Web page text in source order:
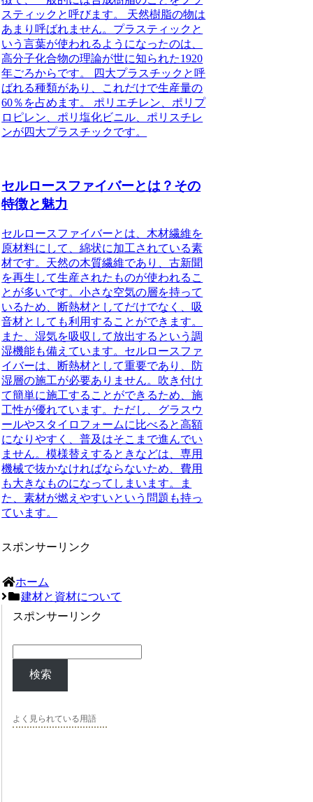
スティックと呼びます。 天然樹脂の物は
あまり呼ばれません。プラスティックと
いう言葉が使われるようになったのは、
高分子化合物の理論が世に知られた1920
年ごろからです。
四大プラスチックと呼
ばれる種類があり、これだけで生産量の
60％を占めます。
ポリエチレン、ポリプ
ロピレン、ポリ塩化ビニル、ポリスチレ
ンが四大プラスチックです。
セルロースファイバーとは？その
特徴と魅力
セルロースファイバーとは、木材繊維を
原材料にして、綿状に加工されている素
材です。天然の木質繊維であり、古新聞
を再生して生産されたものが使われるこ
とが多いです。小さな空気の層を持って
いるため、断熱材としてだけでなく、吸
音材としても利用することができます。
また、湿気を吸収して放出するという調
湿機能も備えています。セルロースファ
イバーは、断熱材として重要であり、防
湿層の施工が必要ありません。吹き付け
て簡単に施工することができるため、施
工性が優れています。ただし、グラスウ
ールやスタイロフォームに比べると高額
になりやすく、普及はそこまで進んでい
ません。模様替えするときなどは、専用
機械で抜かなければならないため、費用
も大きなものになってしまいます。ま
た、素材が燃えやすいという問題も持っ
ています。
スポンサーリンク
ホーム
建材と資材について
スポンサーリンク
検索
よく見られている用語